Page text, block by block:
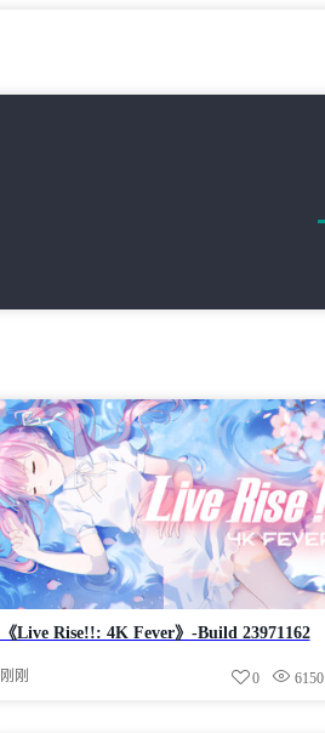
《Live Rise!!: 4K Fever》-Build 23971162
刚刚 6150
0